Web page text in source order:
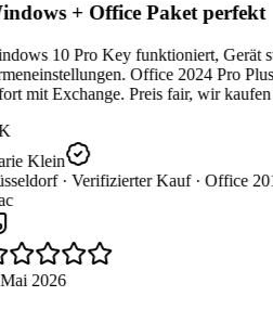
+ Office Paket perfekt
10 Pro Key funktioniert, Gerät
Office 2024 Pro
mit Exchange. Preis fair, wir kaufen
Klein
· Verifizierter Kauf · Office
2026